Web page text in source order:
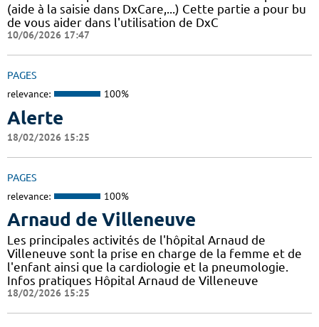
(aide à la saisie dans DxCare,...) Cette partie a pour bu
de vous aider dans l'utilisation de DxC
10/06/2026 17:47
PAGES
relevance: 100%
Alerte
18/02/2026 15:25
PAGES
relevance: 100%
Arnaud de Villeneuve
Les principales activités de l'hôpital Arnaud de
Villeneuve sont la prise en charge de la femme et de
l'enfant ainsi que la cardiologie et la pneumologie.
Infos pratiques Hôpital Arnaud de Villeneuve
18/02/2026 15:25